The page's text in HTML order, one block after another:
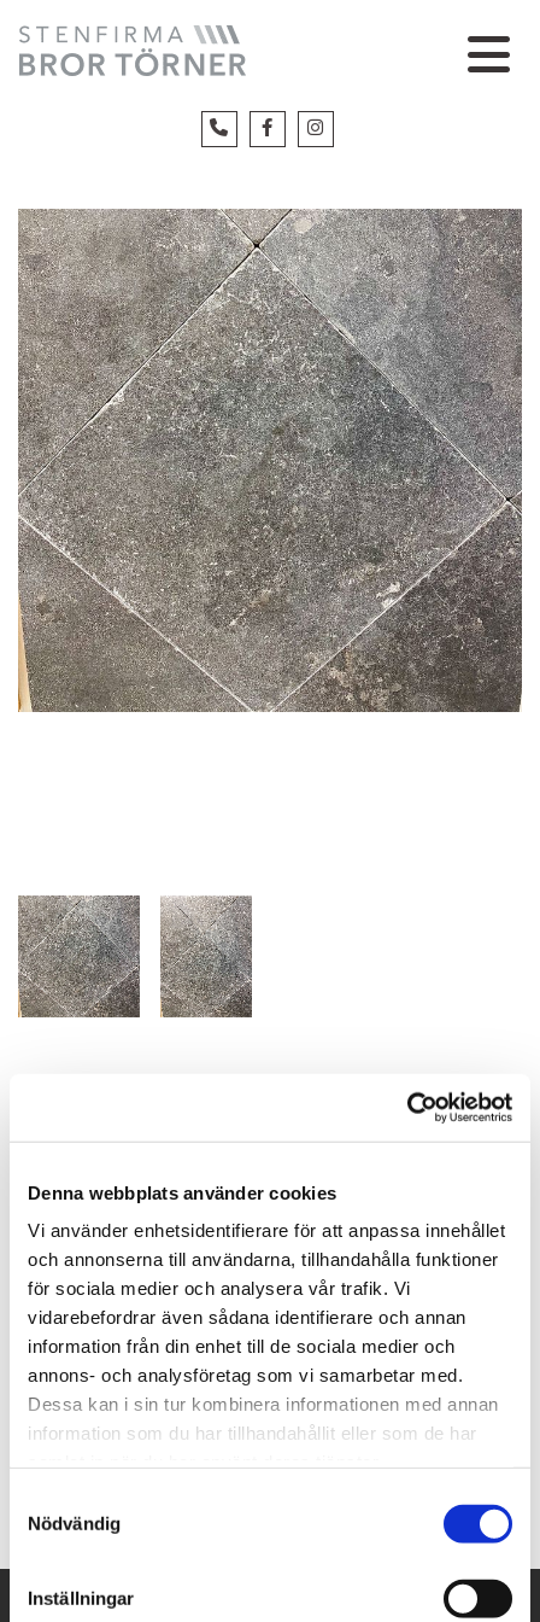
Denna webbplats använder cookies
Vi använder enhetsidentifierare för att anpassa innehållet
och annonserna till användarna, tillhandahålla funktioner
för sociala medier och analysera vår trafik. Vi
vidarebefordrar även sådana identifierare och annan
information från din enhet till de sociala medier och
annons- och analysföretag som vi samarbetar med.
Dessa kan i sin tur kombinera informationen med annan
information som du har tillhandahållit eller som de har
Nödvändig
Inställningar
SKICKA OFFERTFÖRFRÅGAN
Finns i storlekarna:
300x300x10mm
Pris : Från 650:-/m2
400x400x10mm
Pris : från 650:-/m2 inkl.moms